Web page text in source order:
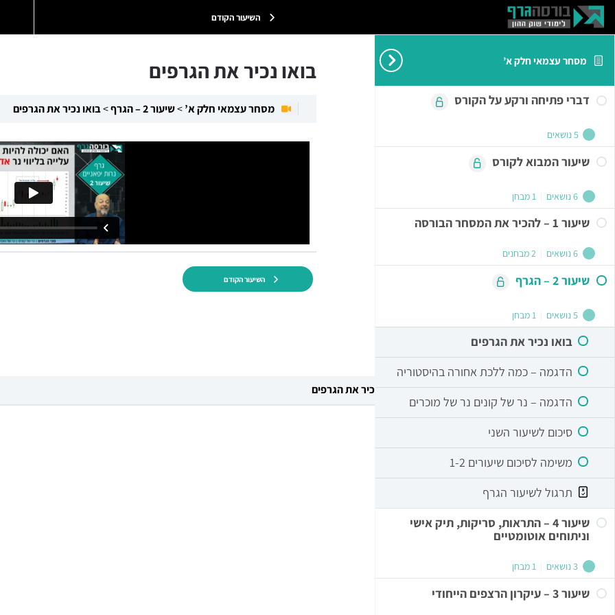
מסחר עצמאי חלק א’
דברי פתיחה ורקע על הקורס
5 נושאים
שיעור המבוא לקורס
6 נושאים
שיעור 1 – להכיר את המסחר הבורסה
6 נושאים
שיעור 2 – הגרף
5 נושאים
בואו נכיר את הגרפים
הדגמה – כמה ללכת אחורה בהיסטוריה
הדגמה – נר של קונים נר של מוכרים
סיכום לשיעור השני
משימה לסיכום שיעורים 1-2
תרגול לשיעור הגרף
שיעור 4 – התראות, סריקות, תיק אישי
וניתוחים אוטומטיים
3 נושאים
שיעור 3 – עיקרון הרצפים הייחודי
השיעור הקודם
בואו נכיר את הגרפים
מסחר עצמאי חלק א’ שיעור 2 – הגרף בואו נכיר את הגרפים
השיעור הקודם
מסחר עצמאי חלק א’ שיעור 2 – הגרף בואו נכיר את הגרפים
השיעור הקודם